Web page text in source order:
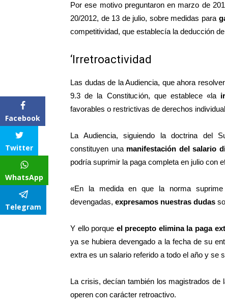
Por ese motivo preguntaron en marzo de
20/2012, de 13 de julio, sobre medidas para
competitividad, que establecía la deducción
‘Irretroactividad
Las dudas de la Audiencia, que ahora
9.3 de la Constitución, que establece «la
favorables o restrictivas de derechos
La Audiencia, siguiendo la doctrina del
constituyen una manifestación del salario
podría suprimir la paga completa en julio con
«En la medida en que la norma
devengadas, expresamos nuestras dudas
Y ello porque el precepto elimina la paga
ya se hubiera devengado a la fecha de su
extra es un salario referido a todo el año y se
La crisis, decían también los magistrados de
operen con carácter retroactivo.
Facebook
Twitter
WhatsApp
Telegram